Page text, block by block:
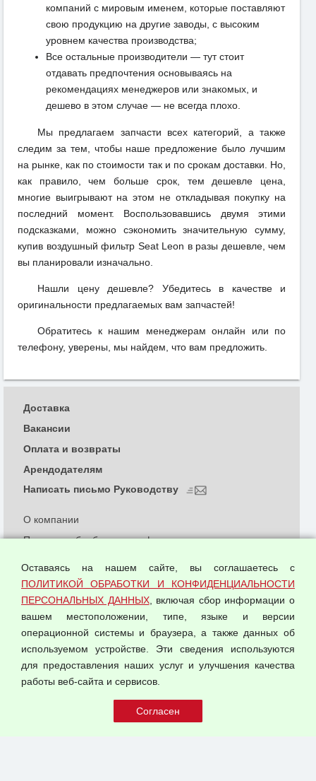
компаний с мировым именем, которые поставляют
свою продукцию на другие заводы, с высоким
уровнем качества производства;
Все остальные производители — тут стоит
отдавать предпочтения основываясь на
рекомендациях менеджеров или знакомых, и
дешево в этом случае — не всегда плохо.
Мы предлагаем запчасти всех категорий, а также
следим за тем, чтобы наше предложение было лучшим
на рынке, как по стоимости так и по срокам доставки. Но,
как правило, чем больше срок, тем дешевле цена,
многие выигрывают на этом не откладывая покупку на
последний момент. Воспользовавшись двумя этими
подсказками, можно сэкономить значительную сумму,
купив воздушный фильтр Seat Leon в разы дешевле, чем
вы планировали изначально.
Нашли цену дешевле? Убедитесь в качестве и
оригинальности предлагаемых вам запчастей!
Обратитесь к нашим менеджерам онлайн или по
телефону, уверены, мы найдем, что вам предложить.
© 2026 ООО "Феникс"
О компании
Политика обработки и конфиденциальности
Согласием на обработку персональных данных
Оферта оптовой купли-продажи
Публичная оферта
Доставка
Вакансии
Оплата и возвраты
Арендодателям
Написать письмо Руководству
Оставаясь на нашем сайте, вы соглашаетесь с
ПОЛИТИКОЙ ОБРАБОТКИ И КОНФИДЕНЦИАЛЬНОСТИ
ПЕРСОНАЛЬНЫХ ДАННЫХ, включая сбор информации о
вашем местоположении, типе, языке и версии
операционной системы и браузера, а также данных об
используемом устройстве. Эти сведения используются
для предоставления наших услуг и улучшения качества
работы веб-сайта и сервисов.